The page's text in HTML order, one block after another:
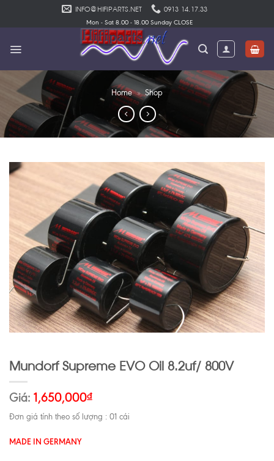
INFO@HIFIPARTS.NET 0913 14.17.33
Mon - Sat 8.00 - 18.00 Sunday CLOSE
Home » Shop
Mundorf Supreme EVO Oil 8.2uf/ 800V
Giá: 1,650,000₫
Đơn giá tính theo số lượng : 01 cái
MADE IN GERMANY